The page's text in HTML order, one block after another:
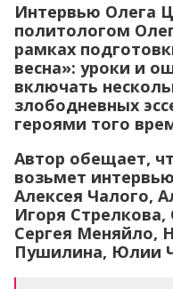
Интервью Олега
политологом
рамках
весна»: уроки и
включать
злободневных
героями того
Автор обещает,
возьмет
Алексея Чалого,
Игоря Стрелкова,
Сергея Меняйло,
Пушилина, Юлии